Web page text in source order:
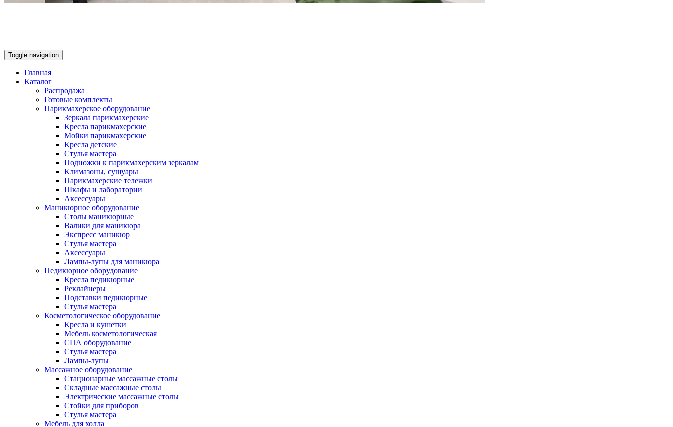
Toggle navigation
Главная
Каталог
Распродажа
Готовые комплекты
Парикмахерское оборудование
Зеркала парикмахерские
Кресла парикмахерские
Мойки парикмахерские
Кресла детские
Стулья мастера
Подножки к парикмахерским зеркалам
Климазоны, сушуары
Парикмахерские тележки
Шкафы и лаборатории
Аксессуары
Маникюрное оборудование
Столы маникюрные
Валики для маникюра
Экспресс маникюр
Стулья мастера
Аксессуары
Лампы-лупы для маникюра
Педикюрное оборудование
Кресла педикюрные
Реклайнеры
Подставки педикюрные
Стулья мастера
Косметологическое оборудование
Кресла и кушетки
Мебель косметологическая
СПА оборудование
Стулья мастера
Лампы-лупы
Массажное оборудование
Стационарные массажные столы
Складные массажные столы
Электрические массажные столы
Стойки для приборов
Стулья мастера
Мебель для холла